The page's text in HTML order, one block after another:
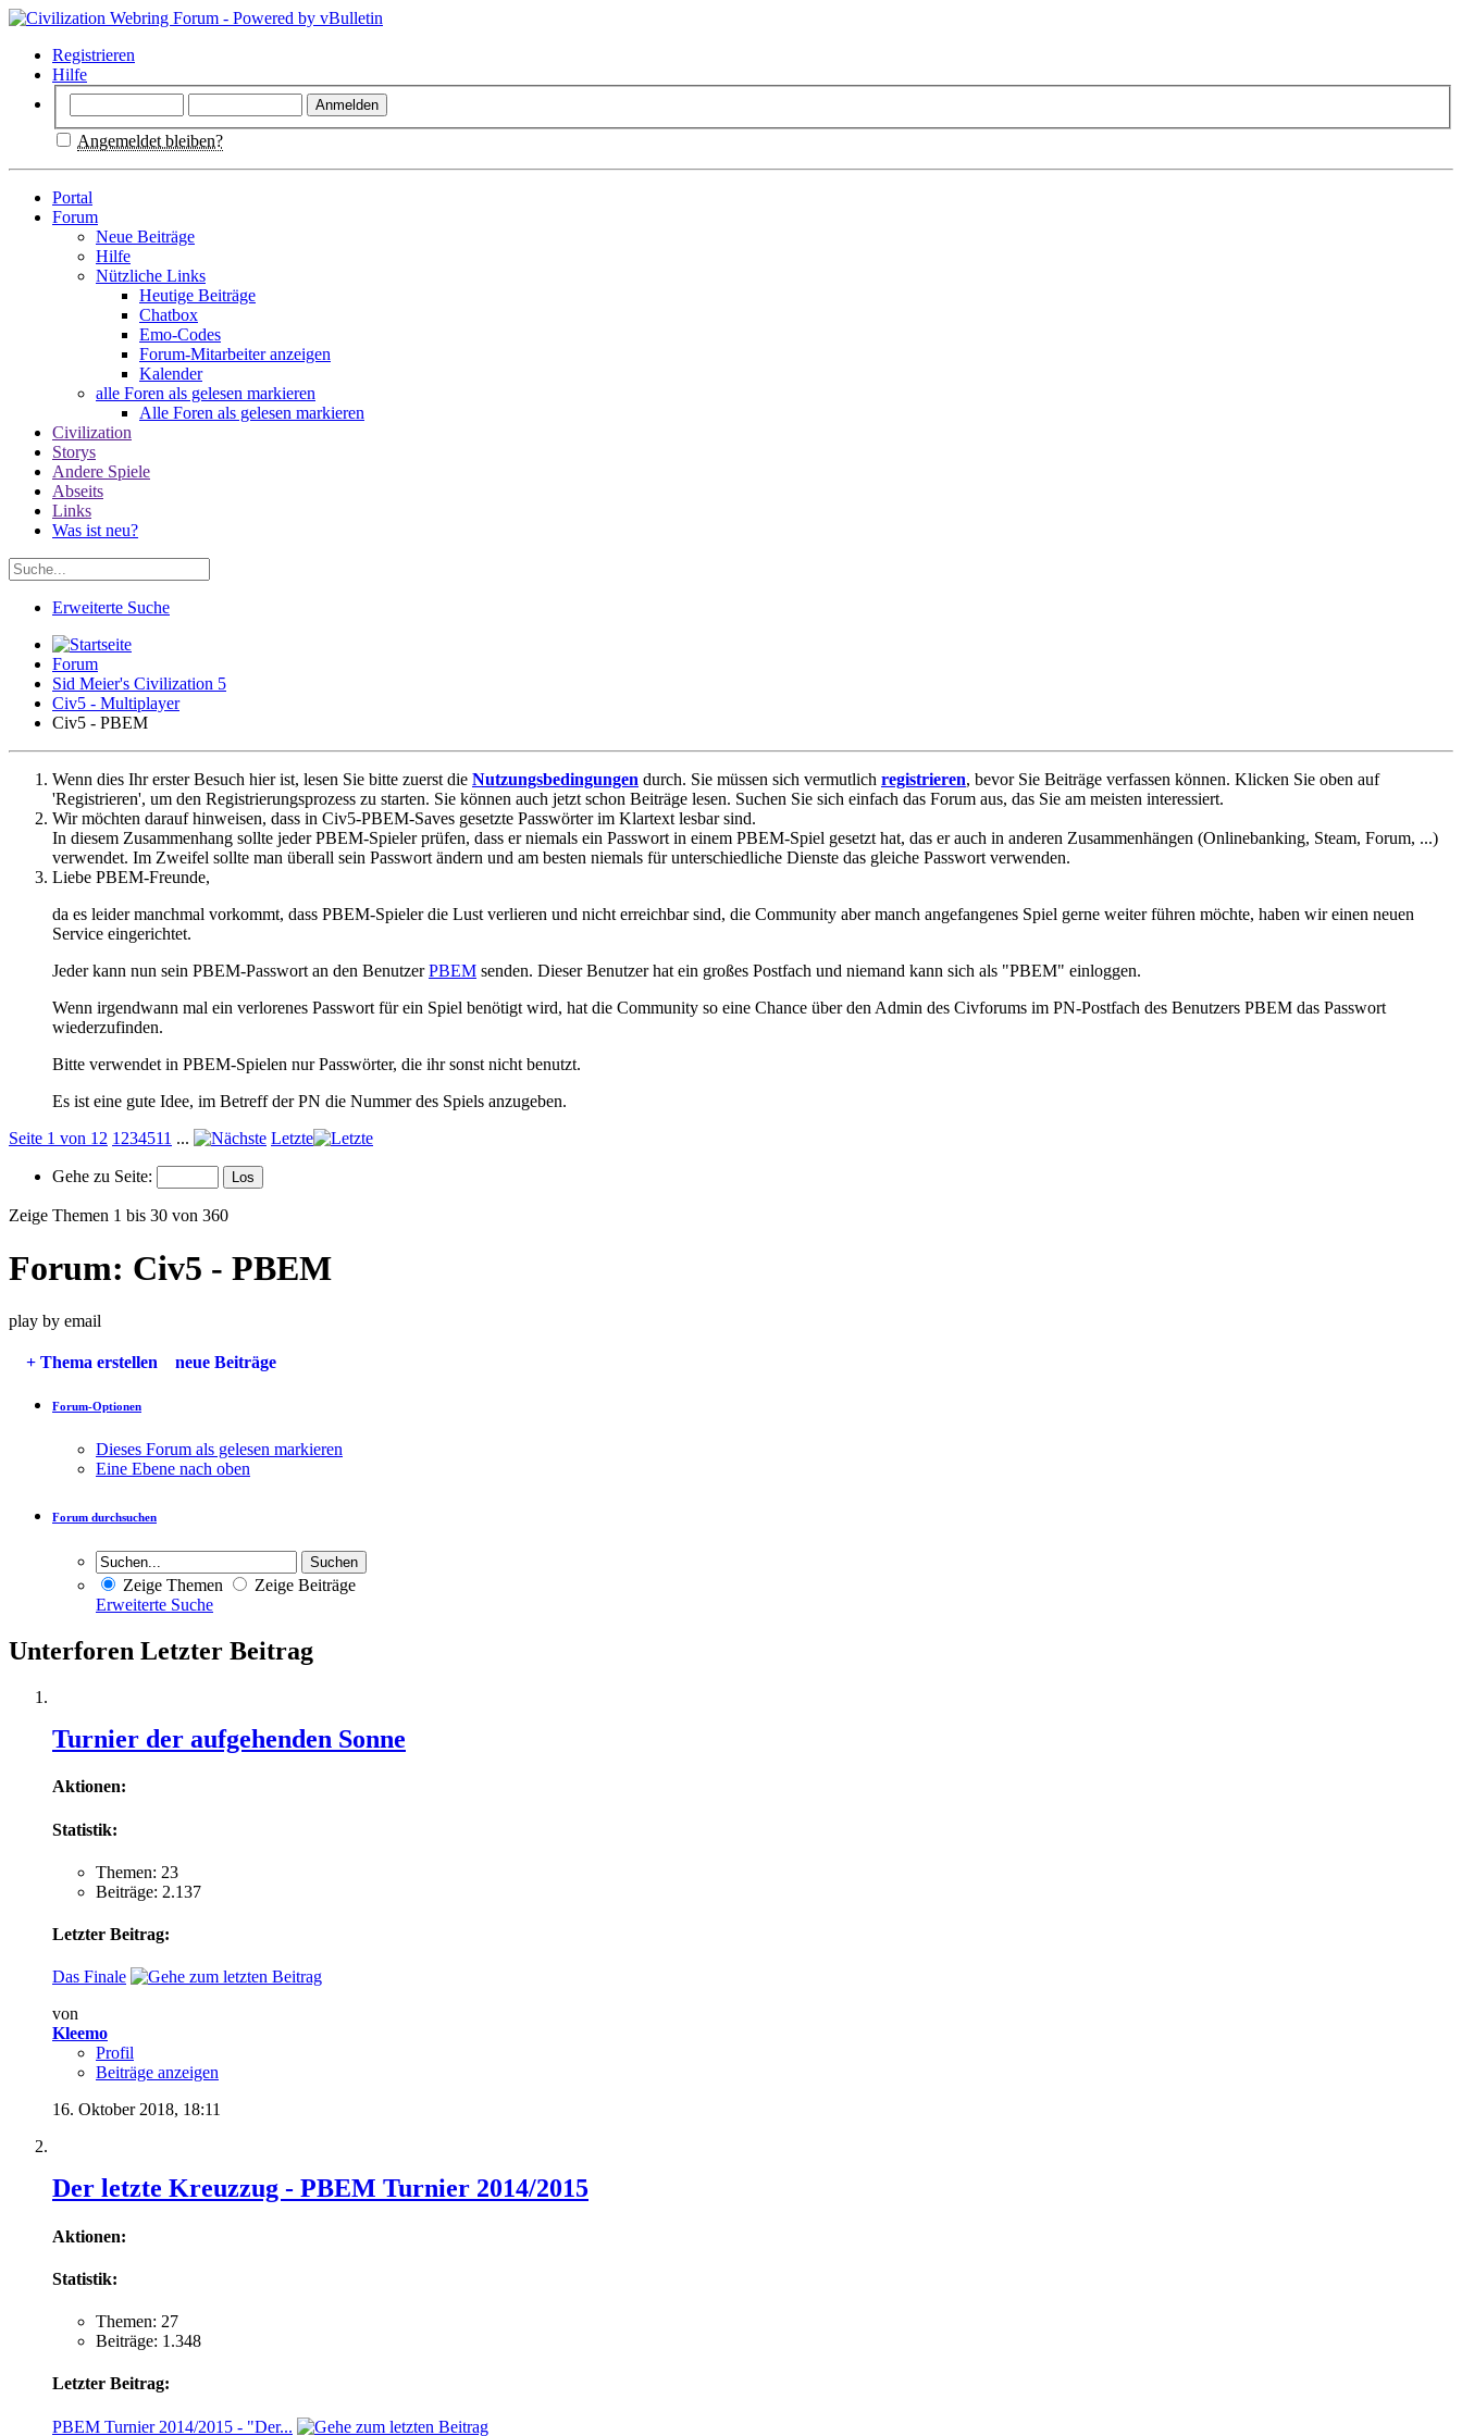
Registrieren
Hilfe
Angemeldet bleiben?
Portal
Forum
Neue Beiträge
Hilfe
Nützliche Links
Heutige Beiträge
Chatbox
Emo-Codes
Forum-Mitarbeiter anzeigen
Kalender
alle Foren als gelesen markieren
Alle Foren als gelesen markieren
Civilization
Storys
Andere Spiele
Abseits
Links
Was ist neu?
Erweiterte Suche
Forum
Sid Meier's Civilization 5
Civ5 - Multiplayer
Civ5 - PBEM
Wenn dies Ihr erster Besuch hier ist, lesen Sie bitte zuerst die Nutzungsbedingungen durch. Sie müssen sich vermutlich registrieren, bevor Sie Beiträge verfassen können. Klicken Sie oben auf
'Registrieren', um den Registrierungsprozess zu starten. Sie können auch jetzt schon Beiträge lesen. Suchen Sie sich einfach das Forum aus, das Sie am meisten interessiert.
Wir möchten darauf hinweisen, dass in Civ5-PBEM-Saves gesetzte Passwörter im Klartext lesbar sind.
In diesem Zusammenhang sollte jeder PBEM-Spieler prüfen, dass er niemals ein Passwort in einem PBEM-Spiel gesetzt hat, das er auch in anderen Zusammenhängen (Onlinebanking, Steam, Forum, ...)
verwendet. Im Zweifel sollte man überall sein Passwort ändern und am besten niemals für unterschiedliche Dienste das gleiche Passwort verwenden.
Liebe PBEM-Freunde,
da es leider manchmal vorkommt, dass PBEM-Spieler die Lust verlieren und nicht erreichbar sind, die Community aber manch angefangenes Spiel gerne weiter führen möchte, haben wir einen neuen
Service eingerichtet.
Jeder kann nun sein PBEM-Passwort an den BenutzerPBEM senden. Dieser Benutzer hat ein großes Postfach und niemand kann sich als "PBEM" einloggen.
Wenn irgendwann mal ein verlorenes Passwort für ein Spiel benötigt wird, hat die Community so eine Chance über den Admin des Civforums im PN-Postfach des Benutzers PBEM das Passwort
wiederzufinden.
Bitte verwendet in PBEM-Spielen nur Passwörter, die ihr sonst nicht benutzt.
Es ist eine gute Idee, im Betreff der PN die Nummer des Spiels anzugeben.
Seite 1 von 12 1 234511 ... Letzte
Gehe zu Seite:
Zeige Themen 1 bis 30 von 360
Forum: Civ5 - PBEM
play by email
+ Thema erstellen neue Beiträge
Forum-Optionen
Dieses Forum als gelesen markieren
Eine Ebene nach oben
Forum durchsuchen
Zeige Themen
Zeige Beiträge
Erweiterte Suche
Unterforen Letzter Beitrag
Turnier der aufgehenden Sonne
Aktionen:
Statistik:
Themen: 23
Beiträge: 2.137
Letzter Beitrag:
Das Finale
von
Kleemo
Profil
Beiträge anzeigen
16. Oktober 2018, 18:11
Der letzte Kreuzzug - PBEM Turnier 2014/2015
Aktionen:
Statistik:
Themen: 27
Beiträge: 1.348
Letzter Beitrag:
PBEM Turnier 2014/2015 - "Der...